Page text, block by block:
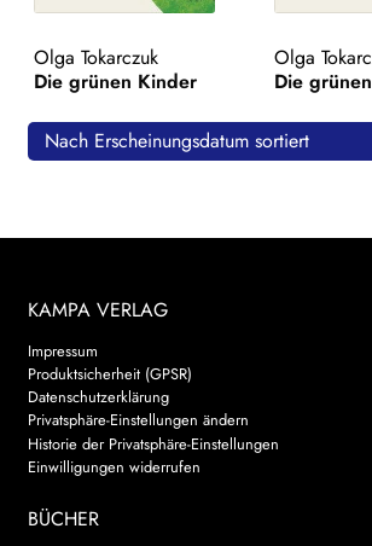
Search:
Olga Tokarczuk
Die grünen Kinder
Olga
Die
Nach Erscheinungsdatum sortiert
KAMPA VERLAG
Impressum
Produktsicherheit (GPSR)
Datenschutzerklärung
Privatsphäre-Einstellungen ändern
Historie der Privatsphäre-Einstellungen
Einwilligungen widerrufen
BÜCHER